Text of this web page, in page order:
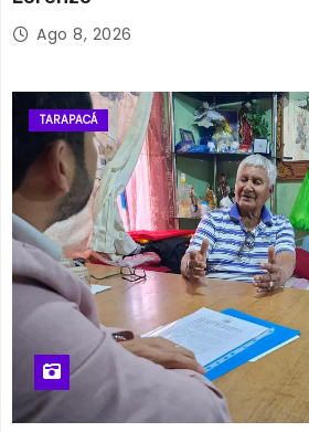
Ago 8, 2026
TARAPACÁ